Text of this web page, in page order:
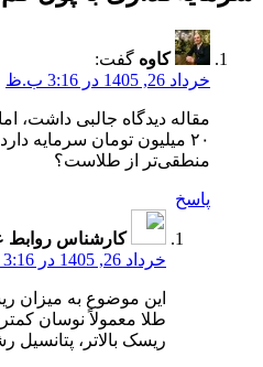
کاوه گفت:
خرداد 26, 1405 در 3:16 ب.ظ
۲۰ میلیون تومان سرمایه
منطقی‌تر از طلاست؟
پاسخ
کارشناس روابط
خرداد 26, 1405 در 3:16 ب.ظ
این موضوع به میزان
طلا معمولاً نوسان کمتری
ریسک بالاتر،